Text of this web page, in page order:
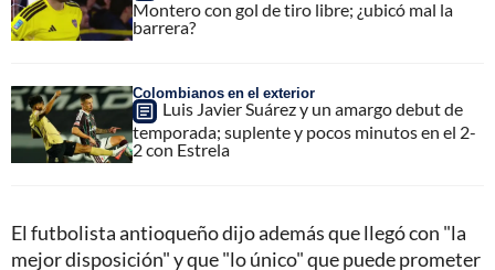
Montero con gol de tiro libre; ¿ubicó mal la
barrera?
Colombianos en el exterior
Luis Javier Suárez y un amargo debut de
temporada; suplente y pocos minutos en el 2-
2 con Estrela
El futbolista antioqueño dijo además que llegó con "la
mejor disposición" y que "lo único" que puede prometer